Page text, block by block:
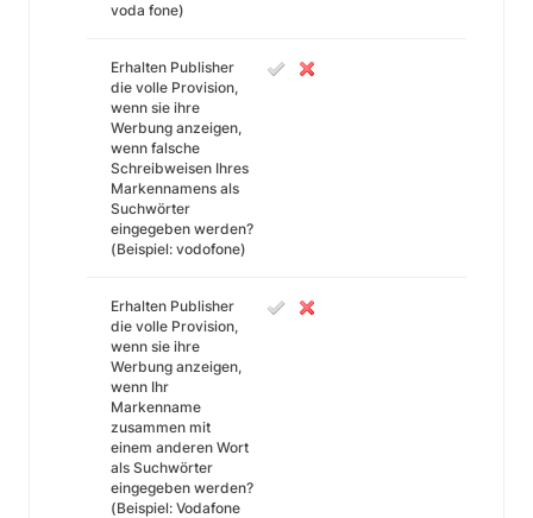
voda fone)
Erhalten Publisher
die volle Provision,
wenn sie ihre
Werbung anzeigen,
wenn falsche
Schreibweisen Ihres
Markennamens als
Suchwörter
eingegeben werden?
(Beispiel: vodofone)
Erhalten Publisher
die volle Provision,
wenn sie ihre
Werbung anzeigen,
wenn Ihr
Markenname
zusammen mit
einem anderen Wort
als Suchwörter
eingegeben werden?
(Beispiel: Vodafone